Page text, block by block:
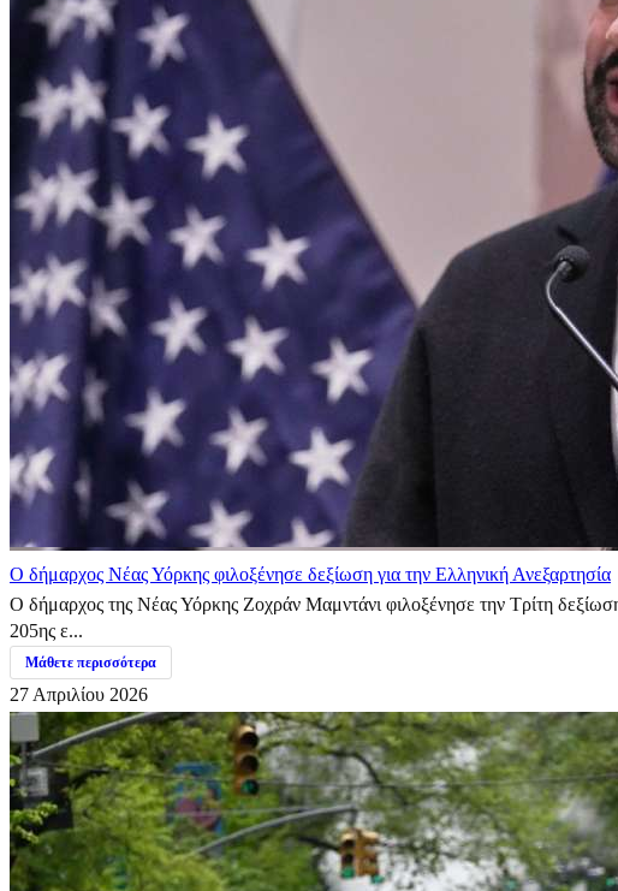
Ο δήμαρχος Νέας Υόρκης φιλοξένησε δεξίωση για την Ελληνική Ανεξαρτησία
Ο δήμαρχος της Νέας Υόρκης Ζοχράν Μαμντάνι φιλοξένησε την Τρίτη
205ης ε...
Μάθετε περισσότερα
27 Απριλίου 2026